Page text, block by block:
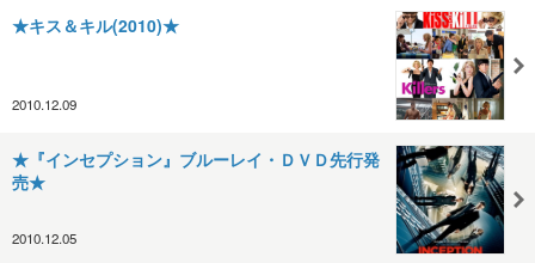
★キス＆キル(2010)★
2010.12.09
★『インセプション』ブルーレイ・ＤＶＤ先行発
売★
2010.12.05